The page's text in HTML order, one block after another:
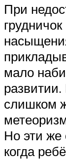
При
мало
слишком
Но эти
когда